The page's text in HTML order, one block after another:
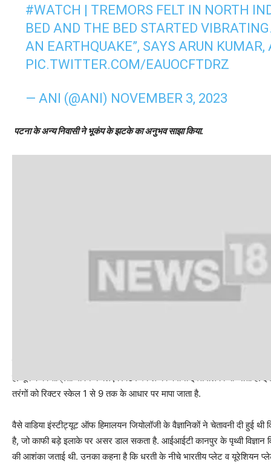
#WATCH | TREMORS FELT IN NORTH
BED AND THE BED STARTED
AN EARTHQUAKE”, SAYS ARUN
PIC.TWITTER.COM/EAUOCFTDRZ
— ANI (@ANI) NOVEMBER 3, 2023
पटना के अन्य निवासी ने भूकंप के झटके का अनुभव साझा किया.
है. भूकंप की तीव्रता मापने के लिए रिक्टर स्केल का पैमाना इस्तेमाल किया जाता
तरंगों को रिक्टर स्केल 1 से 9 तक के आधार पर मापा जाता है.
वैसे वाडिया इंस्टीट्यूट ऑफ हिमालयन जियोलॉजी के वैज्ञानिकों ने चेतावनी दी हुई
है, जो काफी बड़े इलाके पर असर डाल सकता है. आईआईटी कानपुर के पृथ्वी
की आशंका जताई थी. उनका कहना है कि धरती के नीचे भारतीय प्लेट व यूरेशियन